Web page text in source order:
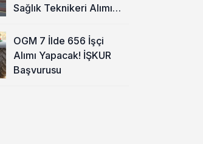
Sağlık Teknikeri Alımı
OGM 7 İlde 656 İşçi
Alımı Yapacak! İŞKUR
Başvurusu